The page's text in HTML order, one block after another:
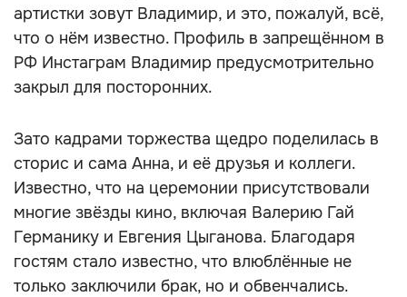
артистки зовут Владимир, и это, пожалуй, всё,
что о нём известно. Профиль в запрещённом в
РФ Инстаграм Владимир предусмотрительно
закрыл для посторонних.
Зато кадрами торжества щедро поделилась в
сторис и сама Анна, и её друзья и коллеги.
Известно, что на церемонии присутствовали
многие звёзды кино, включая Валерию Гай
Германику и Евгения Цыганова. Благодаря
гостям стало известно, что влюблённые не
только заключили брак, но и обвенчались.